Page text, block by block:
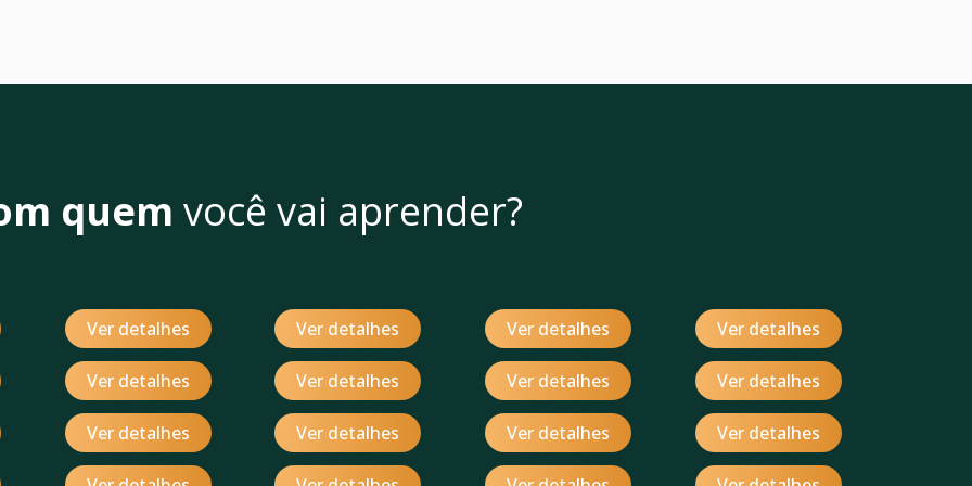
quem você vai aprender?
Ver detalhes Ver detalhes Ver detalhes Ver detalhes
Ver detalhes Ver detalhes Ver detalhes Ver detalhes
Ver detalhes Ver detalhes Ver detalhes Ver detalhes